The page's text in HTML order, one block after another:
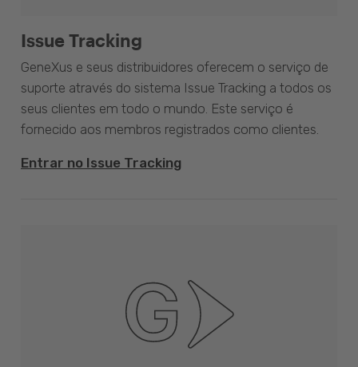
Issue Tracking
GeneXus e seus distribuidores oferecem o serviço de
suporte através do sistema Issue Tracking a todos os
seus clientes em todo o mundo. Este serviço é
fornecido aos membros registrados como clientes.
Entrar no Issue Tracking